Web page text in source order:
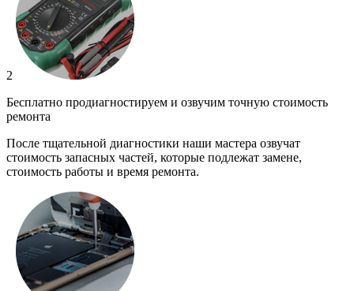
2
Бесплатно продиагностируем и озвучим точную стоимость
ремонта
После тщательной диагностики наши мастера озвучат
стоимость запасных частей, которые подлежат замене,
стоимость работы и время ремонта.